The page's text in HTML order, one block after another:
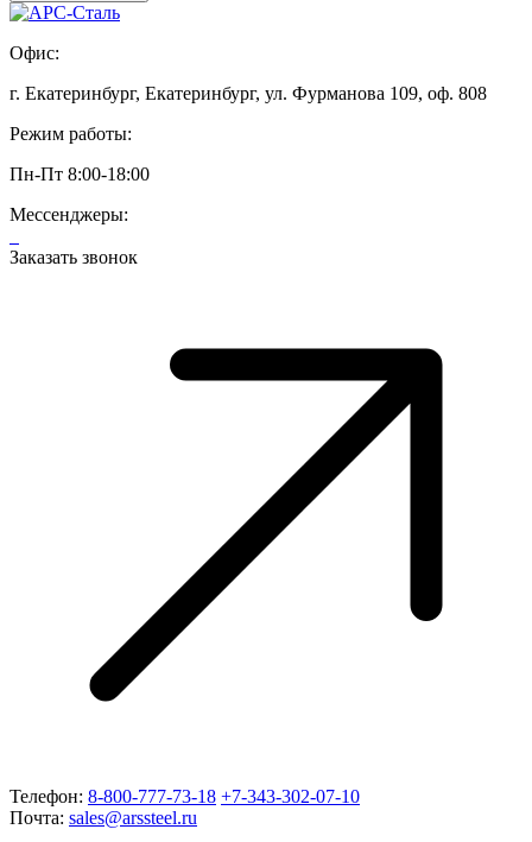
Офис:
г. Екатеринбург, Екатеринбург, ул. Фурманова 109, оф. 808
Режим работы:
Пн-Пт 8:00-18:00
Мессенджеры:
Заказать звонок
Телефон: 8-800-777-73-18 +7-343-302-07-10
Почта: sales@arssteel.ru